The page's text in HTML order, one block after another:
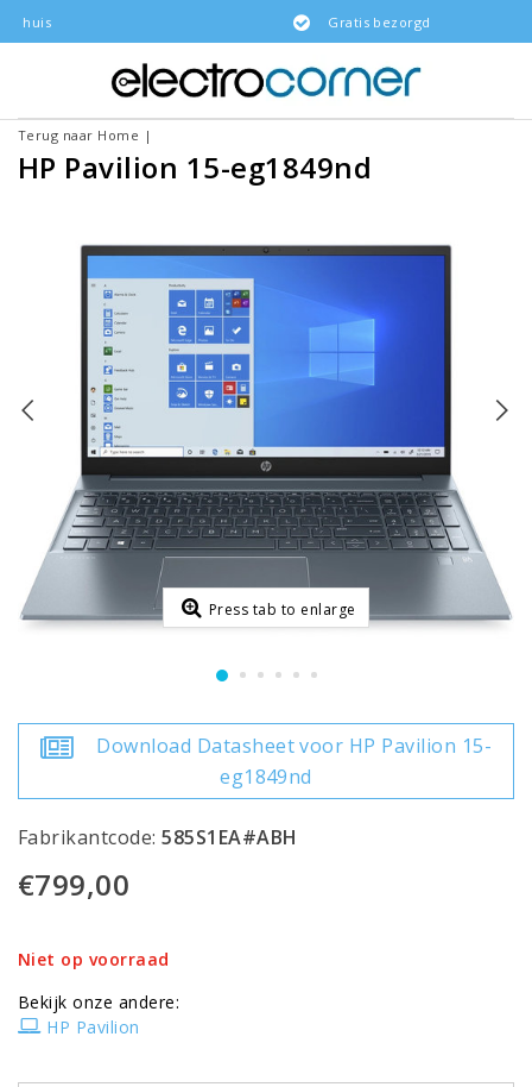
Gratis bezorgd
Terug naar Home |
HP Pavilion 15-eg1849nd
Press tab to enlarge
Download Datasheet voor HP Pavilion 15-
eg1849nd
Fabrikantcode:585S1EA#ABH
€799,00
Niet op voorraad
Bekijk onze andere:
HP Pavilion